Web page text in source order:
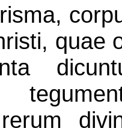
quae